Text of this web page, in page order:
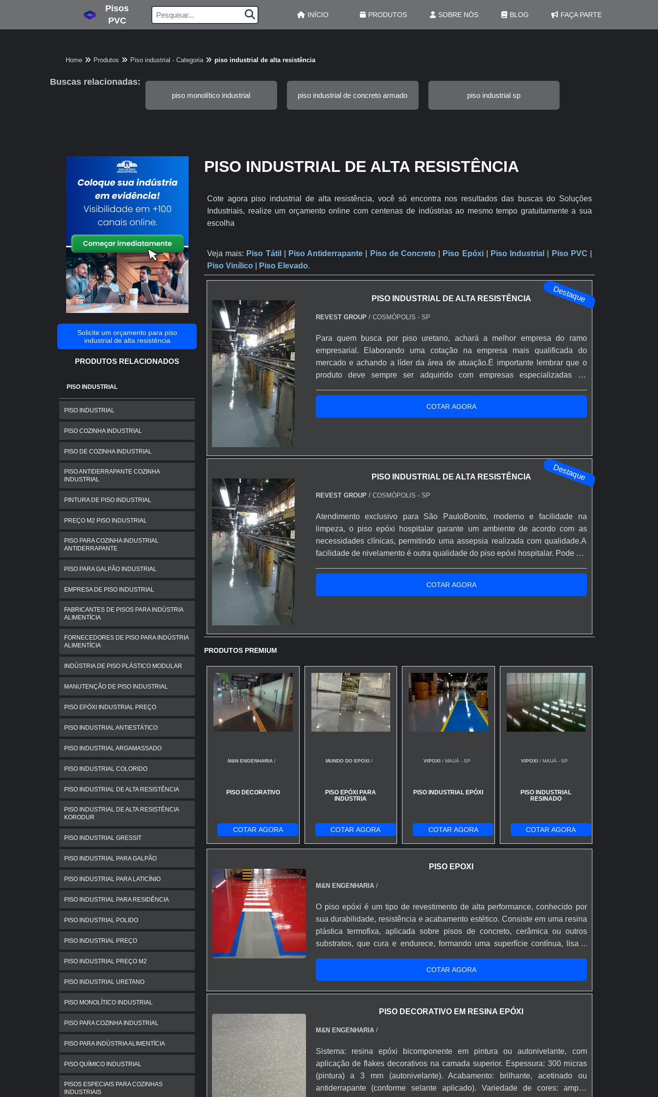
Pisos
PVC
INÍCIO PRODUTOS SOBRE NÓS BLOG FAÇA PARTE
Home Produtos Piso industrial - Categoria piso industrial de alta resistência
Buscas relacionadas:
piso monolítico industrial piso industrial de concreto armado piso industrial sp
Solicite um orçamento para piso
industrial de alta resistência
PRODUTOS RELACIONADOS
PISO INDUSTRIAL
PISO INDUSTRIAL
PISO COZINHA INDUSTRIAL
PISO DE COZINHA INDUSTRIAL
PISO ANTIDERRAPANTE COZINHA
INDUSTRIAL
PINTURA DE PISO INDUSTRIAL
PREÇO M2 PISO INDUSTRIAL
PISO PARA COZINHA INDUSTRIAL
ANTIDERRAPANTE
PISO PARA GALPÃO INDUSTRIAL
EMPRESA DE PISO INDUSTRIAL
FABRICANTES DE PISOS PARA INDÚSTRIA
ALIMENTÍCIA
FORNECEDORES DE PISO PARA INDÚSTRIA
ALIMENTÍCIA
INDÚSTRIA DE PISO PLÁSTICO MODULAR
MANUTENÇÃO DE PISO INDUSTRIAL
PISO EPÓXI INDUSTRIAL PREÇO
PISO INDUSTRIAL ANTIESTÁTICO
PISO INDUSTRIAL ARGAMASSADO
PISO INDUSTRIAL COLORIDO
PISO INDUSTRIAL DE ALTA RESISTÊNCIA
PISO INDUSTRIAL DE ALTA RESISTÊNCIA
KORODUR
PISO INDUSTRIAL GRESSIT
PISO INDUSTRIAL PARA GALPÃO
PISO INDUSTRIAL PARA LATICÍNIO
PISO INDUSTRIAL PARA RESIDÊNCIA
PISO INDUSTRIAL POLIDO
PISO INDUSTRIAL PREÇO
PISO INDUSTRIAL PREÇO M2
PISO INDUSTRIAL URETANO
PISO MONOLÍTICO INDUSTRIAL
PISO PARA COZINHA INDUSTRIAL
PISO PARA INDÚSTRIA ALIMENTÍCIA
PISO QUÍMICO INDUSTRIAL
PISOS ESPECIAIS PARA COZINHAS
INDUSTRIAIS
PISO INDUSTRIAL DE ALTA RESISTÊNCIA
Cote agora piso industrial de alta resistência, você só encontra nos resultados das buscas do Soluções
Industriais, realize um orçamento online com centenas de indústrias ao mesmo tempo gratuitamente a sua
escolha
Veja mais: Piso Tátil Piso Antiderrapante Piso de Concreto Piso Epóxi| Piso Industrial Piso PVC
Piso Vinílico
Piso Elevado.
Destaque
PISO INDUSTRIAL DE ALTA RESISTÊNCIA
REVEST GROUP / COSMÓPOLIS - SP
Para quem busca por piso uretano, achará a melhor empresa do ramo
empresarial. Elaborando uma cotação na empresa mais qualificada do
mercado e achando a líder da área de atuação.É importante lembrar que o
produto deve sempre ser adquirido com empresas especializadas no
dos materiais, além de evitar prejuízos com substituições frequentes de
COTAR AGORA
Destaque
PISO INDUSTRIAL DE ALTA RESISTÊNCIA
REVEST GROUP / COSMÓPOLIS - SP
Atendimento exclusivo para São PauloBonito, moderno e facilidade na
limpeza, o piso epóxi hospitalar garante um ambiente de acordo com as
necessidades clínicas, permitindo uma assepsia realizada com qualidade.A
facilidade de nivelamento é outra qualidade do piso epóxi hospitalar. Pode ser
aplicação tem um tempo de cura de no máximo 12 horas.Diferencial da empr...
COTAR AGORA
PRODUTOS PREMIUM
M&N ENGENHARIA/
PISO DECORATIVO
COTAR AGORA
MUNDO DO EPOXI /
PISO EPÓXI PARA
INDÚSTRIA
COTAR AGORA
VIPOXI / MAUÁ - SP
PISO INDUSTRIAL EPÓXI
COTAR AGORA
VIPOXI / MAUÁ - SP
PISO INDUSTRIAL
RESINADO
COTAR AGORA
PISO EPOXI
M&N ENGENHARIA/
O piso epóxi é um tipo de revestimento de alta performance, conhecido por
sua durabilidade, resistência e acabamento estético. Consiste em uma resina
plástica termofixa, aplicada sobre pisos de concreto, cerâmica ou outros
substratos, que cura e endurece, formando uma superfície contínua, lisa e
para uma ampla variedade de ambientes, desde quadras esportivas,
indústrias e hospitais até garagens residenciais e lojas.
COTAR AGORA
PISO DECORATIVO EM RESINA EPÓXI
M&N ENGENHARIA/
Sistema: resina epóxi bicomponente em pintura ou autonivelante, com
aplicação de flakes decorativos na camada superior. Espessura: 300 micras
(pintura) a 3 mm (autonivelante). Acabamento: brilhante, acetinado ou
antiderrapante (conforme selante aplicado). Variedade de cores: ampla,